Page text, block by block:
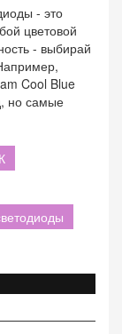
- это
цветовой
- выбирай
Cool Blue
но самые